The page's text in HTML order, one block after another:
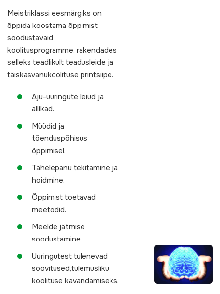
Meistriklassi eesmärgiks on
õppida koostama õppimist
soodustavaid
koolitusprogramme, rakendades
selleks teadlikult teadusleide ja
täiskasvanukoolituse printsiipe.
Aju-uuringute leiud ja
allikad.
Müüdid ja
tõenduspõhisus
õppimisel.
Tähelepanu tekitamine ja
hoidmine.
Õppimist toetavad
meetodid.
Meelde jätmise
soodustamine.
Uuringutest tulenevad
soovitused,tulemusliku
koolituse kavandamiseks.